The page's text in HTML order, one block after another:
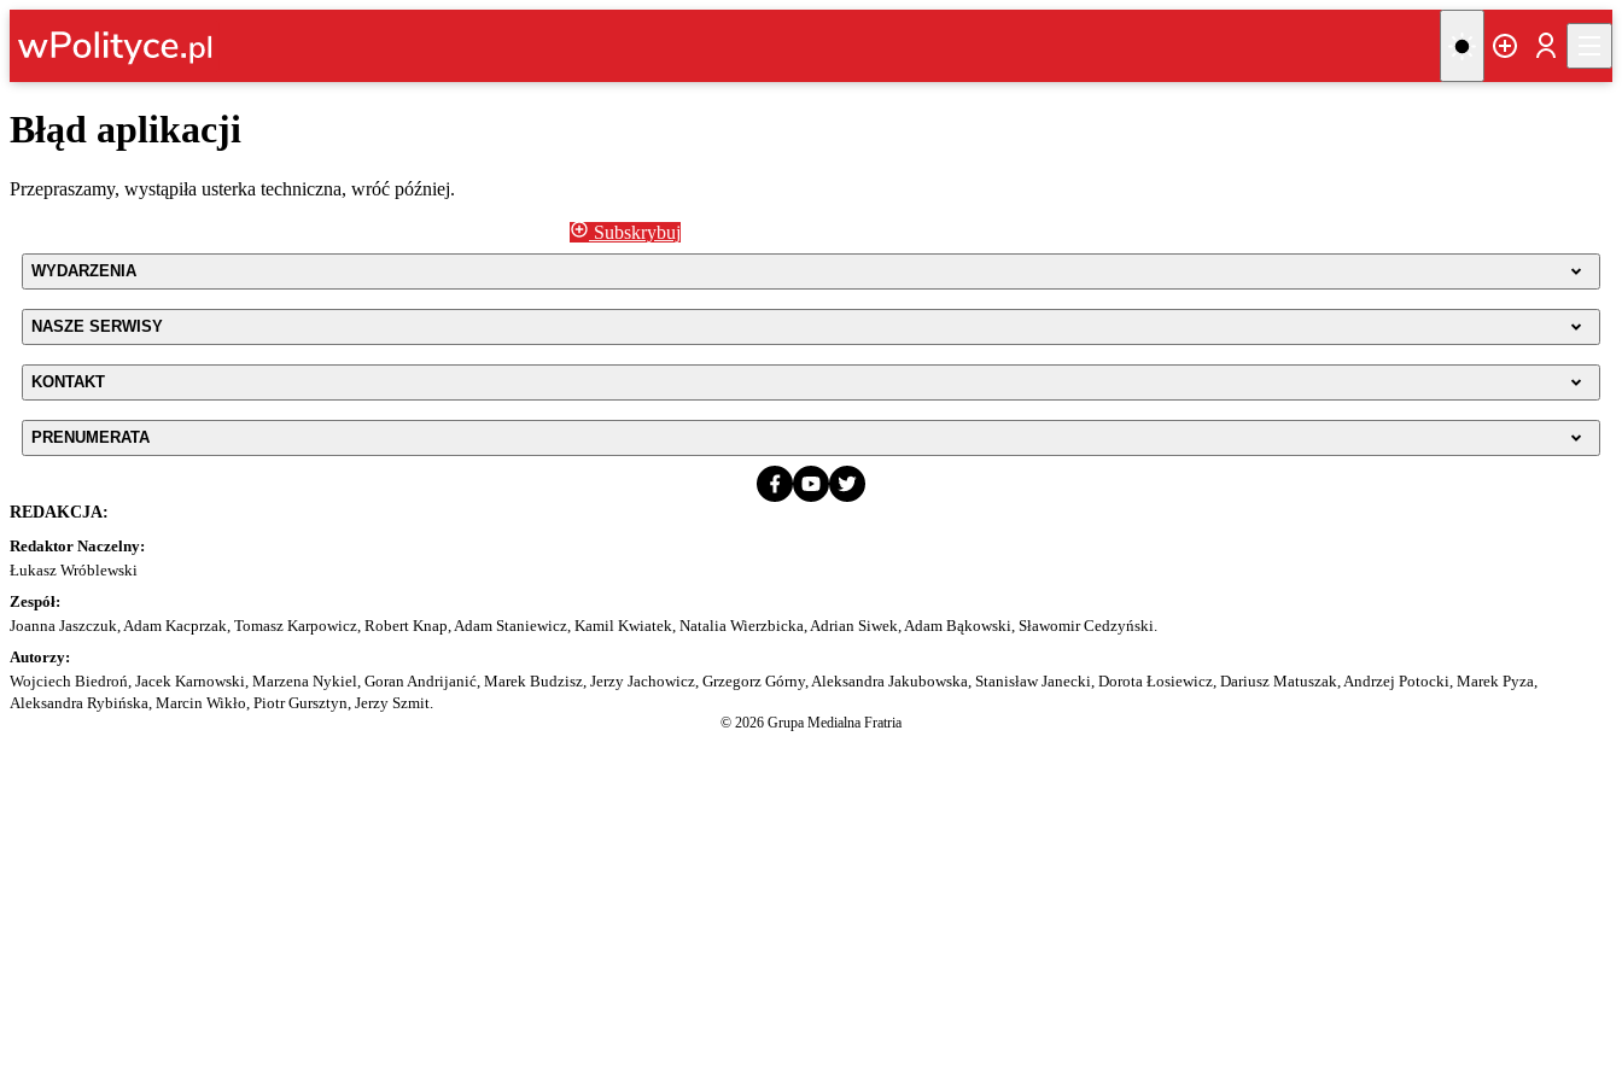
Błąd aplikacji
Przepraszamy, wystąpiła usterka techniczna, wróć później.
Subskrybuj
WYDARZENIA
NASZE SERWISY
KONTAKT
PRENUMERATA
REDAKCJA:
Redaktor Naczelny:
Łukasz Wróblewski
Zespół:
Joanna Jaszczuk, Adam Kacprzak, Tomasz Karpowicz, Robert Knap, Adam Staniewicz, Kamil Kwiatek, Natalia Wierzbicka, Adrian Siwek, Adam Bąkowski, Sławomir Cedzyński.
Autorzy:
Wojciech Biedroń, Jacek Karnowski, Marzena Nykiel, Goran Andrijanić, Marek Budzisz, Jerzy Jachowicz, Grzegorz Górny, Aleksandra Jakubowska, Stanisław Janecki, Dorota Łosiewicz, Dariusz Matuszak, Andrzej Potocki, Marek Pyza,
Aleksandra Rybińska, Marcin Wikło, Piotr Gursztyn, Jerzy Szmit.
© 2026 Grupa Medialna Fratria